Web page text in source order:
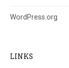
WordPress.org
LINKS